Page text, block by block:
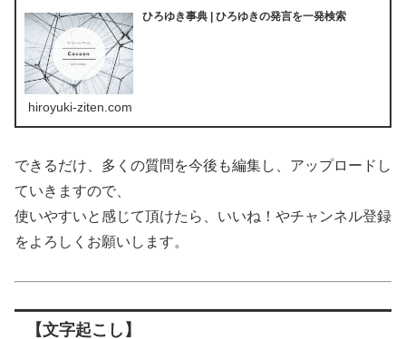
ひろゆき事典 | ひろゆきの発言を一発検索
hiroyuki-ziten.com
できるだけ、多くの質問を今後も編集し、アップロードし
ていきますので、
使いやすいと感じて頂けたら、いいね！やチャンネル登録
をよろしくお願いします。
【文字起こし】